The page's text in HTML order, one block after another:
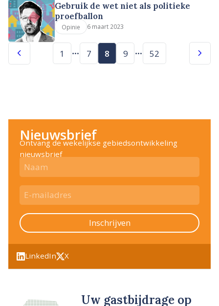
Gebruik de wet niet als politieke
proefballon
Opinie 6 maart 2023
1 7 8 9 52
Nieuwsbrief
Ontvang de wekelijkse gebiedsontwikkeling
nieuwsbrief
Inschrijven
LinkedIn X
Uw gastbijdrage op